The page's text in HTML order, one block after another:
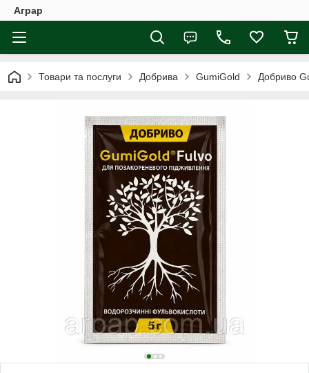
Аграр
Товари та послуги Добрива GumiGold Добриво